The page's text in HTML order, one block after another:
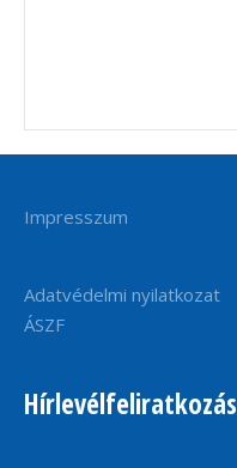
Impresszum
Adatvédelmi nyilatkozat
ÁSZF
Hírlevélfeliratkozás